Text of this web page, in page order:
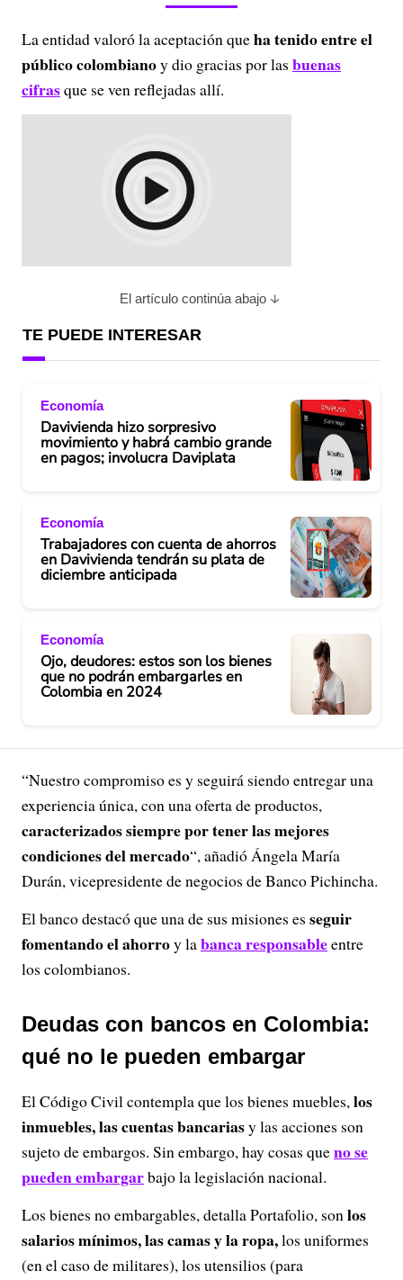
La entidad valoró la aceptación queha tenido entre el
público colombianoy dio gracias por las buenas
cifrasque se ven reflejadas allí.
El artículo continúa abajo
TE PUEDE INTERESAR
Economía
Davivienda hizo sorpresivo
movimiento y habrá cambio grande
en pagos; involucra Daviplata
Economía
Trabajadores con cuenta de ahorros
en Davivienda tendrán su plata de
diciembre anticipada
Economía
Ojo, deudores: estos son los bienes
que no podrán embargarles en
Colombia en 2024
“Nuestro compromiso es y seguirá siendo entregar una
experiencia única, con una oferta de productos,
caracterizados siempre por tener las mejores
condiciones del mercado“, añadió Ángela María
Durán, vicepresidente de negocios de Banco Pichincha.
El banco destacó que una de sus misiones es seguir
fomentando el ahorroy labanca responsableentre
los colombianos.
Deudas con bancos en Colombia:
qué no le pueden embargar
El Código Civil contempla que los bienes muebles,los
inmuebles, las cuentas bancariasy las acciones son
sujeto de embargos. Sin embargo, hay cosas queno se
pueden embargarbajo la legislación nacional.
Los bienes no embargables, detalla Portafolio, sonlos
salarios mínimos, las camas y la ropa,los uniformes
(en el caso de militares), los utensilios (para